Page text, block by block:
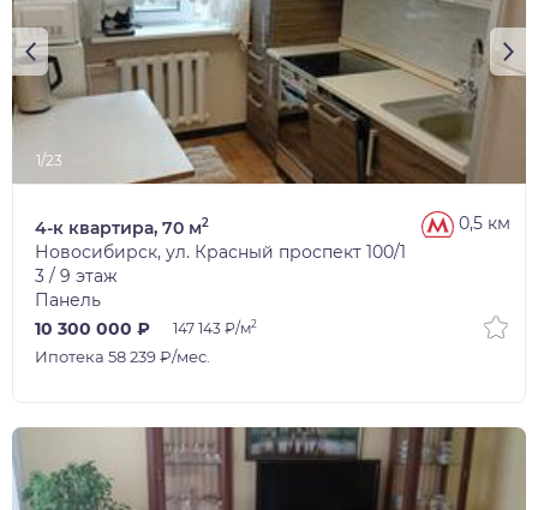
1/23
0,5 км
4-к квартира, 70 м2
Новосибирск, ул. Красный проспект 100/1
3 / 9 этаж
Панель
10 300 000 ₽
147 143 ₽/м2
Ипотека 58 239 ₽/мес.